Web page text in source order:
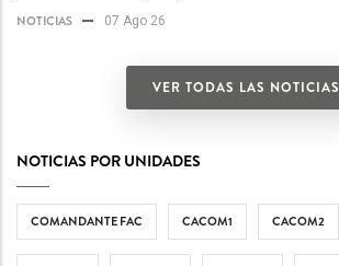
NOTICIAS 07 Ago 26
VER TODAS LAS NOTICIAS
NOTICIAS POR UNIDADES
COMANDANTE FAC CACOM1 CACOM2